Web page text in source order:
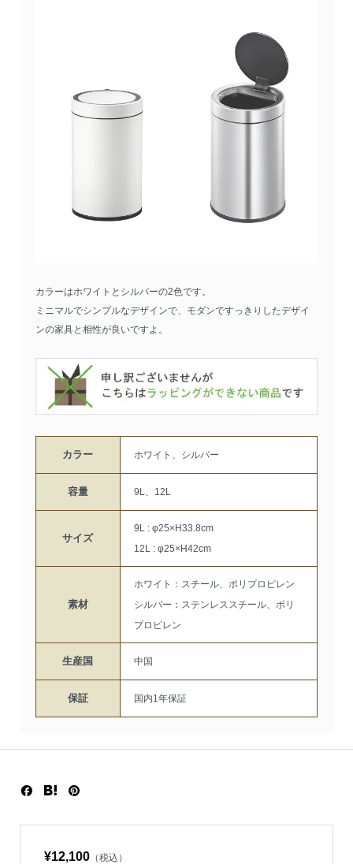
カラーはホワイトとシルバーの2色です。
ミニマルでシンプルなデザインで、モダンですっきりしたデザイ
ンの家具と相性が良いですよ。
カラー ホワイト、シルバー
容量 9L、12L
サイズ
9L : φ25×H33.8cm
12L : φ25×H42cm
素材
ホワイト：スチール、ポリプロピレン
シルバー：ステンレススチール、ポリ
プロピレン
生産国 中国
保証 国内1年保証
¥12,100（税込）